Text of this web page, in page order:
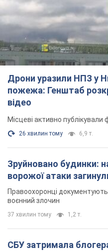
Дрони уразили НПЗ у
пожежа: Генштаб
відео
Місцеві активно публікували
26 хвилин тому 6,9 т.
Зруйновано будинки:
ворожої атаки
Правоохоронці
воєнний злочин
37 хвилин тому 1,2 т.
СБУ затримала